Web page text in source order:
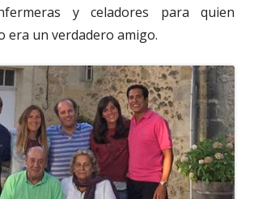
y celadores para quien
era un verdadero amigo.